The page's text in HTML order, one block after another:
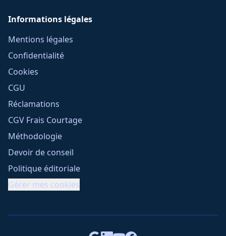
Informations légales
Mentions légales
Confidentialité
Cookies
CGU
Réclamations
CGV Frais Courtage
Méthodologie
Devoir de conseil
Politique éditoriale
Gérer mes cookies